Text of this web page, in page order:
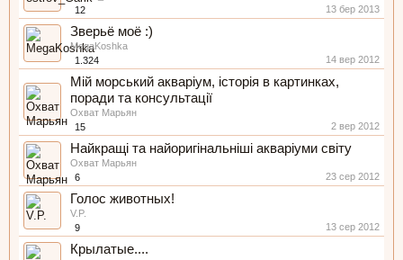
12
13 бер 2013
Зверьё моё :)
MegaKoshka
1.324
14 вер 2012
Мій морський акваріум, історія в картинках,
поради та консультації
Охват Марьян
15
2 вер 2012
Найкращі та найоригінальніші акваріуми світу
Охват Марьян
6
23 сер 2012
Голос животных!
V.P.
9
13 сер 2012
Крылатые....